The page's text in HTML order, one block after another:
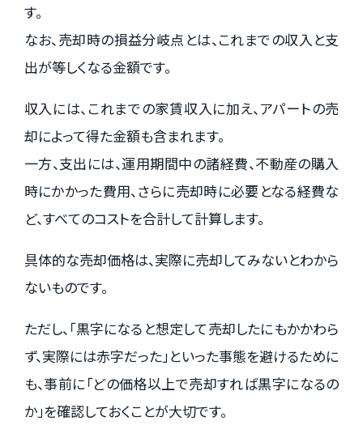
す。
なお、売却時の損益分岐点とは、これまでの収入と支
出が等しくなる金額です。
収入には、これまでの家賃収入に加え、アパートの売
却によって得た金額も含まれます。
一方、支出には、運用期間中の諸経費、不動産の購入
時にかかった費用、さらに売却時に必要となる経費な
ど、すべてのコストを合計して計算します。
具体的な売却価格は、実際に売却してみないとわから
ないものです。
ただし、「黒字になると想定して売却したにもかかわら
ず、実際には赤字だった」といった事態を避けるために
も、事前に「どの価格以上で売却すれば黒字になるの
か」を確認しておくことが大切です。